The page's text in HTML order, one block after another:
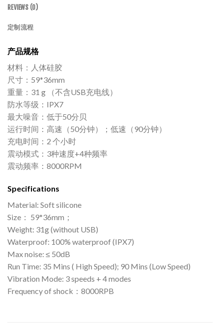
REVIEWS (0)
定制流程
产品规格
材料：人体硅胶
尺寸：59*36mm
重量：31 g （不含USB充电线）
防水等级：IPX7
最大噪音：低于50分贝
运行时间：高速（50分钟）；低速（90分钟）
充电时间：2 个小时
震动模式：3种速度+4种频率
震动频率：8000RPM
Specifications
Material: Soft silicone
Size： 59*36mm；
Weight: 31g (without USB)
Waterproof: 100% waterproof (IPX7)
Max noise: ≤ 50dB
Run Time: 35 Mins ( High Speed); 90 Mins (Low Speed)
Vibration Mode: 3 speeds + 4 modes
Frequency of shock：8000RPB